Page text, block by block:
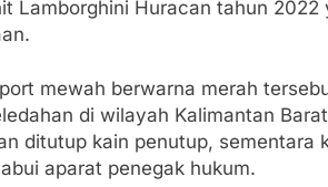
Tunjukan
Juli 20, 2024
Kejaksaan
Juli 19, 2024
Diduga
Lamborghini Huracan tahun
mewah berwarna merah
di wilayah Kalimantan
ditutup kain penutup, sementara
aparat penegak hukum.